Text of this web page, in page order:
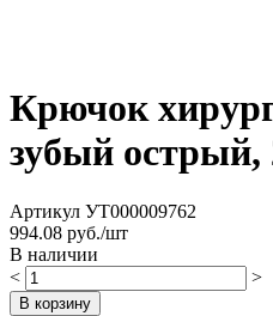
Крючок
зубый
Артикул УТ000009762
994.08 руб./шт
В наличии
<
>
В корзину